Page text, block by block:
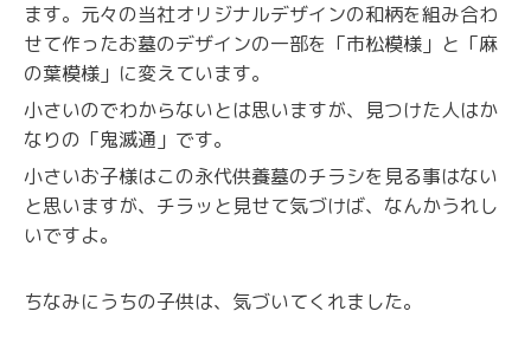
ます。元々の当社オリジナルデザインの和柄を組み合わ
せて作ったお墓のデザインの一部を「市松模様」と「麻
の葉模様」に変えています。
小さいのでわからないとは思いますが、見つけた人はか
なりの「鬼滅通」です。
小さいお子様はこの永代供養墓のチラシを見る事はない
と思いますが、チラッと見せて気づけば、なんかうれし
いですよ。
ちなみにうちの子供は、気づいてくれました。